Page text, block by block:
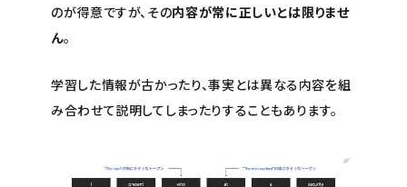
のが得意ですが、その内容が常に正しいとは限りませ
ん。
学習した情報が古かったり、事実とは異なる内容を組
み合わせて説明してしまったりすることもあります。